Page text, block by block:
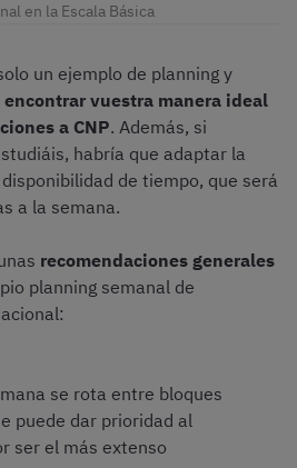
en la Escala Básica
un ejemplo de planning y
encontrar vuestra manera ideal
a CNP. Además, si
habría que adaptar la
de tiempo, que será
a la semana.
recomendaciones generales
planning semanal de
se rota entre bloques
puede dar prioridad al
ser el más extenso